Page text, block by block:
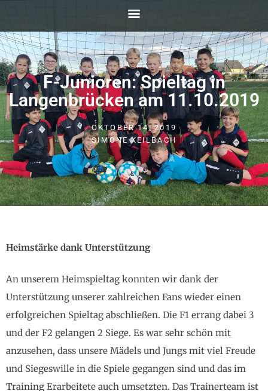
F-Junioren: Spieltag in
Langenbrücken am 11.10.2019
OKTOBER 14, 2019
SIMONE KEILBACH
Heimstärke dank Unterstützung
An unserem Heimspieltag konnten wir dank der
Unterstützung unserer zahlreichen Fans wieder einen
erfolgreichen Spieltag abschließen. Die F1 errang dabei 3
und der F2 gelangen 2 Siege. Es war sehr schön mit
anzusehen, dass unsere Mädels und Jungs mit viel Freude
und Siegeswille in die Spiele gegangen sind und das im
Training Erarbeitete auch umsetzten. Das Trainerteam ist